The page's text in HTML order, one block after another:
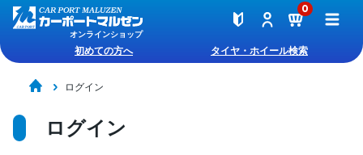
オンラインショップ
0
初めての方へ タイヤ・ホイール検索
ログイン
ログイン